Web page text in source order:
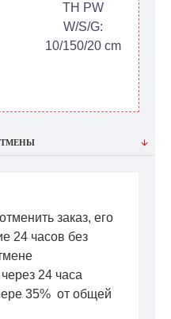
TH PW
W/S/G:
10/150/20 cm
заказ, его
24 часов без
24 часа
35% от общей